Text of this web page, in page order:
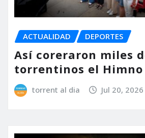
ACTUALIDAD DEPORTES
Así coreraron miles
torrentinos el Himno
torrent al dia Jul 20, 2026